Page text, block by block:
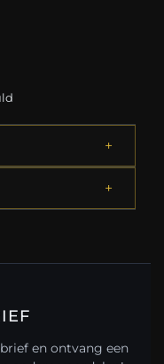
en ontvang een